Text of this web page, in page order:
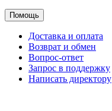
Помощь
Доставка и оплата
Возврат и обмен
Вопрос-ответ
Запрос в поддержку
Написать директору